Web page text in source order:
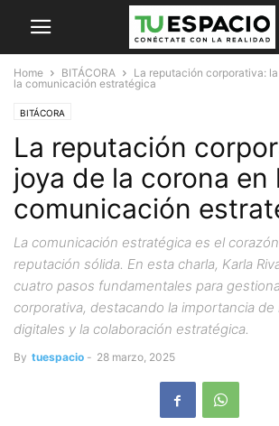
Home BITÁCORA
La reputación corporativa:
la comunicación estratégica
BITÁCORA
La reputación
joya de la corona en
comunicación
La comunicación estratégica es el
reputación sólida. En esta charla, Karla
cuatro pasos fundamentales para
corporativa, destacando la importancia
digitales y la colaboración estratégica.
By tuespacio - 28 marzo, 2025